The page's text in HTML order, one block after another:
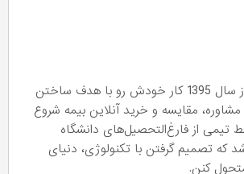
بیمـــــه‌بـــازار از سال 1395 کار خودش رو با هدف ساختن
مقایسه و خرید آنلاین بیمه شروع
تیمی از فارغ‌التحصیل‌های دانشگاه
که تصمیم گرفتن با تکنولوژی، دنیای
کنن.